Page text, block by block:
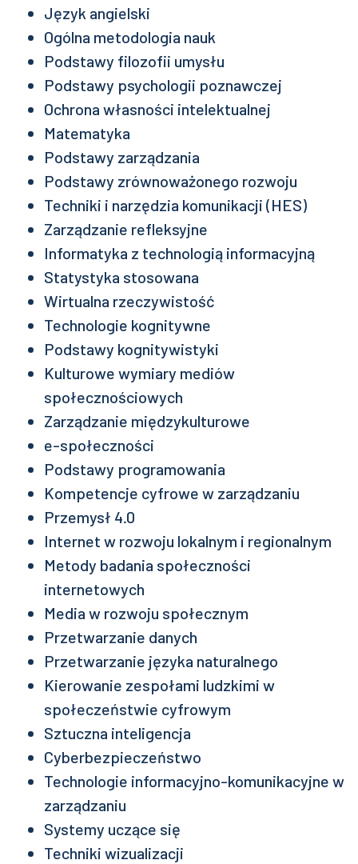
Język angielski
Ogólna metodologia nauk
Podstawy filozofii umysłu
Podstawy psychologii poznawczej
Ochrona własności intelektualnej
Matematyka
Podstawy zarządzania
Podstawy zrównoważonego rozwoju
Techniki i narzędzia komunikacji (HES)
Zarządzanie refleksyjne
Informatyka z technologią informacyjną
Statystyka stosowana
Wirtualna rzeczywistość
Technologie kognitywne
Podstawy kognitywistyki
Kulturowe wymiary mediów
społecznościowych
Zarządzanie międzykulturowe
e-społeczności
Podstawy programowania
Kompetencje cyfrowe w zarządzaniu
Przemysł 4.0
Internet w rozwoju lokalnym i regionalnym
Metody badania społeczności
internetowych
Media w rozwoju społecznym
Przetwarzanie danych
Przetwarzanie języka naturalnego
Kierowanie zespołami ludzkimi w
społeczeństwie cyfrowym
Sztuczna inteligencja
Cyberbezpieczeństwo
Technologie informacyjno-komunikacyjne w
zarządzaniu
Systemy uczące się
Techniki wizualizacji